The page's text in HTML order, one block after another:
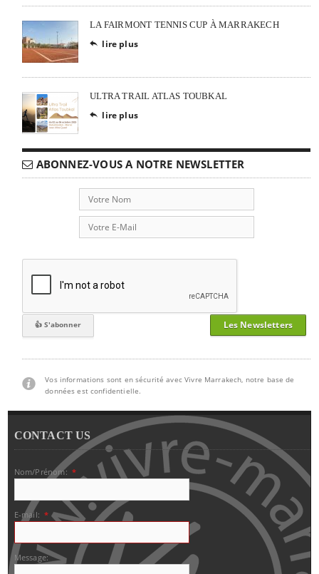
LA FAIRMONT TENNIS CUP À MARRAKECH
 lire plus
ULTRA TRAIL ATLAS TOUBKAL
 lire plus
ABONNEZ-VOUS A NOTRE NEWSLETTER
Les Newsletters
Vos informations sont en sécurité avec Vivre Marrakech, notre base de
données est confidentielle.
CONTACT US
Nom/Prénom: *
E-mail: *
Message: